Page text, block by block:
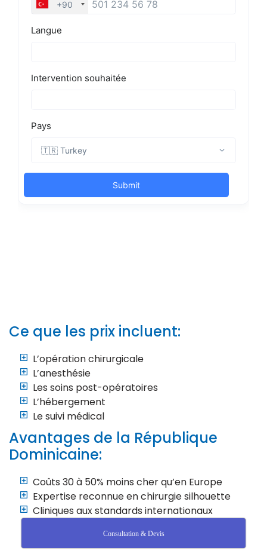
Ce que les prix incluent:
L’opération chirurgicale
L’anesthésie
Les soins post-opératoires
L’hébergement
Le suivi médical
Avantages de la République
Dominicaine:
Coûts 30 à 50% moins cher qu’en Europe
Expertise reconnue en chirurgie silhouette
Cliniques aux standards internationaux
Consultation & Devis